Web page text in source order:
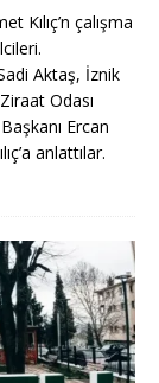
Kılıç’n çalışma
Aktaş, İznik
Odası
Ercan
anlattılar.